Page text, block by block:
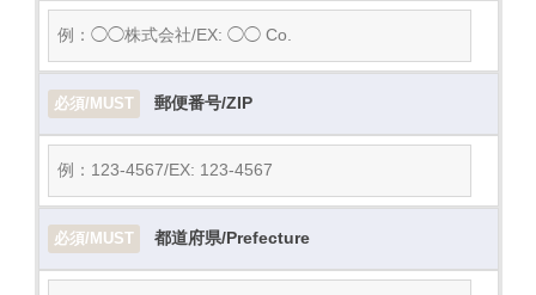
必須/MUST 郵便番号/ZIP
必須/MUST 都道府県/Prefecture